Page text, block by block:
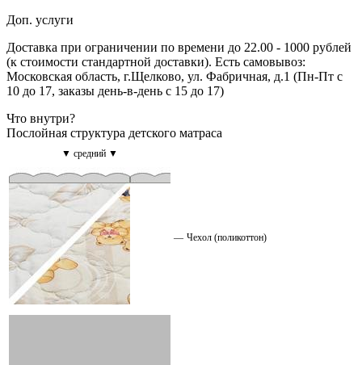
Доп. услуги
Доставка при ограничении по времени до 22.00 - 1000 рублей
(к стоимости стандартной доставки). Есть самовывоз:
Московская область, г.Щелково, ул. Фабричная, д.1 (Пн-Пт с
10 до 17, заказы день-в-день с 15 до 17)
Что внутри?
Послойная структура детского матраса
▼ средний ▼
— Чехол (поликоттон)